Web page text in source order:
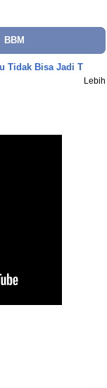
BBM
Tidak Bisa Jadi T
Lebih